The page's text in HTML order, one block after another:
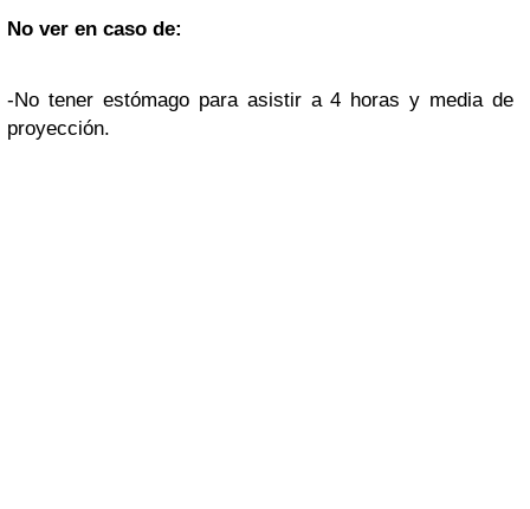
No ver en caso de:
-No tener estómago para asistir a 4 horas y media de
proyección.